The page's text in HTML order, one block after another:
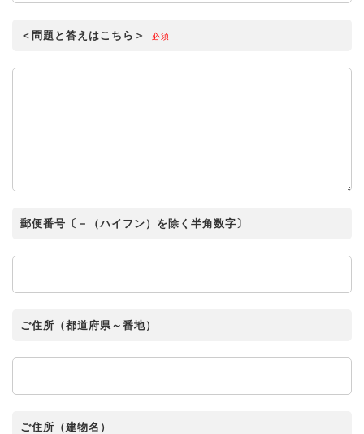
＜問題と答えはこちら＞ 必須
郵便番号〔－（ハイフン）を除く半角数字〕
ご住所（都道府県～番地）
ご住所（建物名）